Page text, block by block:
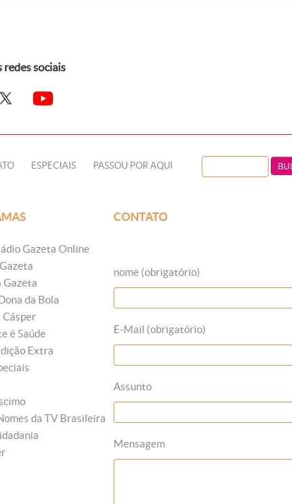
redes sociais
ESPECIAIS PASSOU POR AQUI
Gazeta Online
Gazeta
da Bola
Cásper
é Saúde
Extra
da TV Brasileira
CONTATO
nome (obrigatório)
E-Mail (obrigatório)
Assunto
Mensagem